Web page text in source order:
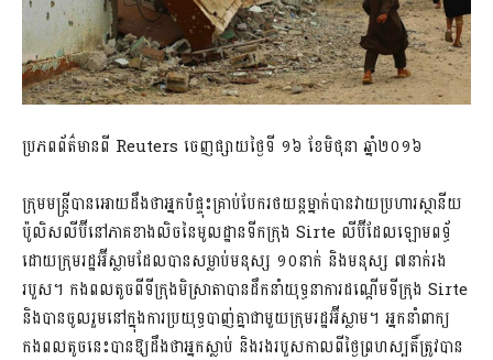
ប្រភពព័ត៌មានពី Reuters ចេញផ្សាយថ្ងៃទី ១៦ ខែមិថុនា ឆ្នាំ២០១៦
ក្រុមមន្រ្តីបានអោយដឹងថាអ្នកបំផ្ទុះគ្រាប់បែករថយន្តម្នាក់បានវាយប្រហារស្ថានីយ
ប៉ូលិសលីប៊ីនៅភាគខាងលិចនៃមូលដ្ឋានទីកក្រុង Sirte លីប៊ីដែលឡោមពទ័្ធ
ដោយក្រុមរដ្ឋអ៊ីស្លាមដែលបានសម្លាប់មនុស្ស ១០នាក់ និងមនុស្ស ៧នាក់រង
របួស។ កងពលតូចពីទីក្រុងមិស្រាតាបានដឹកនាំយុទ្ធនាការដណ្តើមទីក្រុង Sirte
និងបានចូលរួមនៅក្នុងការប្រយុទ្ធបាញ់គ្នាជាមួយក្រុមរដ្ឋអ៊ីស្លាម។ អ្នកនាំពាក្យ
កងពលតូចនេះបានឱ្យដឹងថាអ្នកស្លាប់ និងរងរបួសកាលពីថ្ងៃព្រហស្បតិ៍ត្រូវបាន